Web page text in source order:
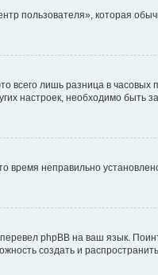
пользователя», которая
лишь разница в часовых
настроек, необходимо быть
время неправильно
phpBB на ваш язык.
создать и